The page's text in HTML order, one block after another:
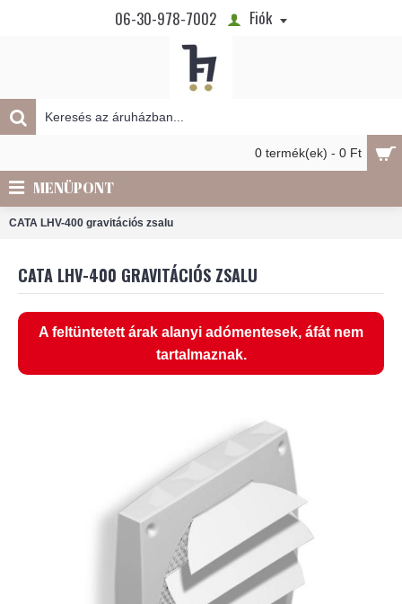
06-30-978-7002 Fiók
0 termék(ek) - 0 Ft
MENÜPONT
CATA LHV-400 gravitációs zsalu
CATA LHV-400 GRAVITÁCIÓS ZSALU
A feltüntetett árak alanyi adómentesek, áfát nem
tartalmaznak.